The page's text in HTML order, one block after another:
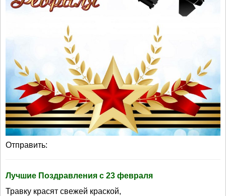
Отправить:
Лучшие Поздравления с 23 февраля
Травку красят свежей краской,